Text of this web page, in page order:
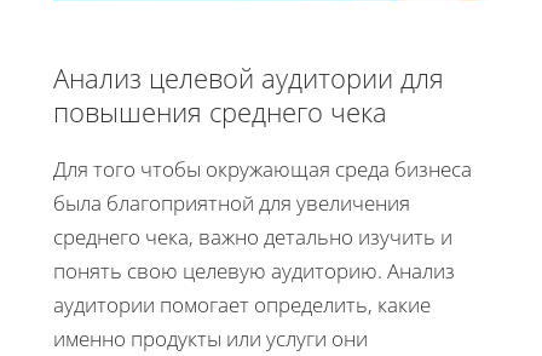
Анализ целевой аудитории для
повышения среднего чека
Для того чтобы окружающая среда бизнеса
была благоприятной для увеличения
среднего чека, важно детально изучить и
понять свою целевую аудиторию. Анализ
аудитории помогает определить, какие
именно продукты или услуги они